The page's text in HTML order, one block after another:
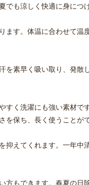
も涼しく快適に身につ
ます。体温に合わせて温
を素早く吸い取り、発散
すく洗濯にも強い素材で
を保ち、長く使うことが
抑えてくれます。一年中
方もできます。春夏の日